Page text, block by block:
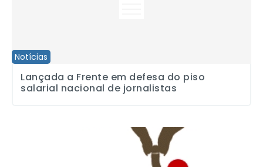
Notícias
Lançada a Frente em defesa do piso
salarial nacional de jornalistas
Sindicato se reúne com a direção da Editora Três para discutir